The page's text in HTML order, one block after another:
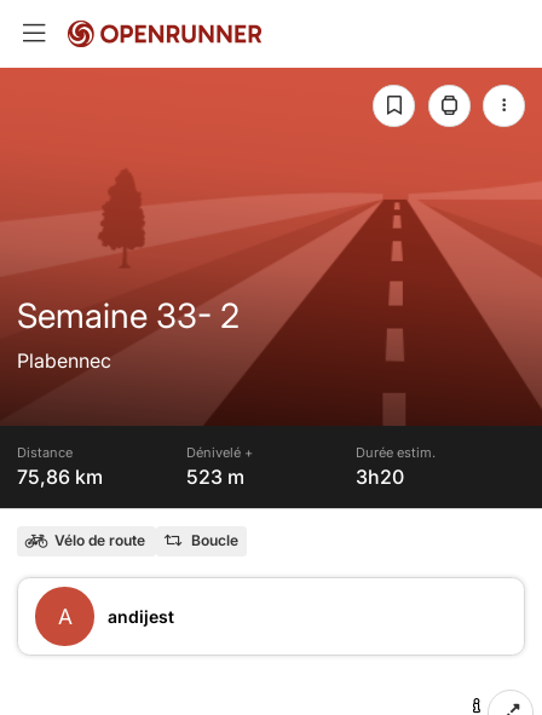
Semaine 33- 2
Plabennec
Distance
75,86 km
Dénivelé +
523 m
Durée estim.
3h20
Vélo de route Boucle
A andijest